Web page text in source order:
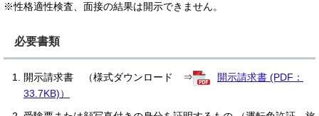
※性格適性検査、面接の結果は開示できません。
必要書類
開示請求書 （様式ダウンロード ⇒
開示請求書 (PDF：
33.7KB)）